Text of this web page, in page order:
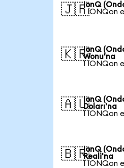
🇯🇵IonQ
1 IONQon
🇰🇷IonQ
Wonu'na
1 IONQon
🇦🇺IonQ
Doları'na
1 IONQon
🇧🇷IonQ
Reali'na
1 IONQon